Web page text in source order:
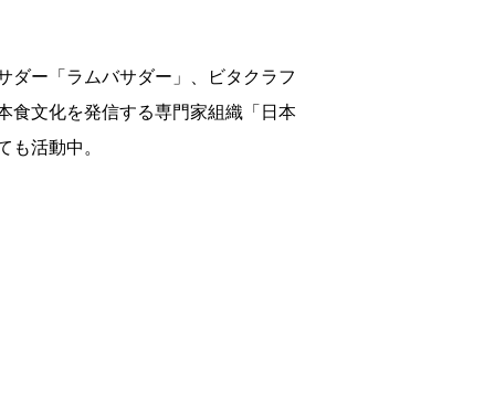
ダー「ラムバサダー」、ビタクラフ
食文化を発信する専門家組織「日本
も活動中。